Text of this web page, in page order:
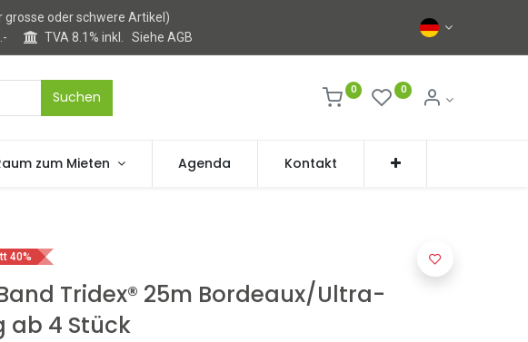
grosse oder schwere Artikel)
TVA 8.1% inkl.Siehe AGB
Suchen 0 0
zum Mieten Agenda Kontakt
40%
Tridex® 25m Bordeaux/Ultra-
ab 4 Stück